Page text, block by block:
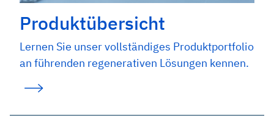
Produktübersicht
Lernen Sie unser vollständiges Produktportfolio
an führenden regenerativen Lösungen kennen.